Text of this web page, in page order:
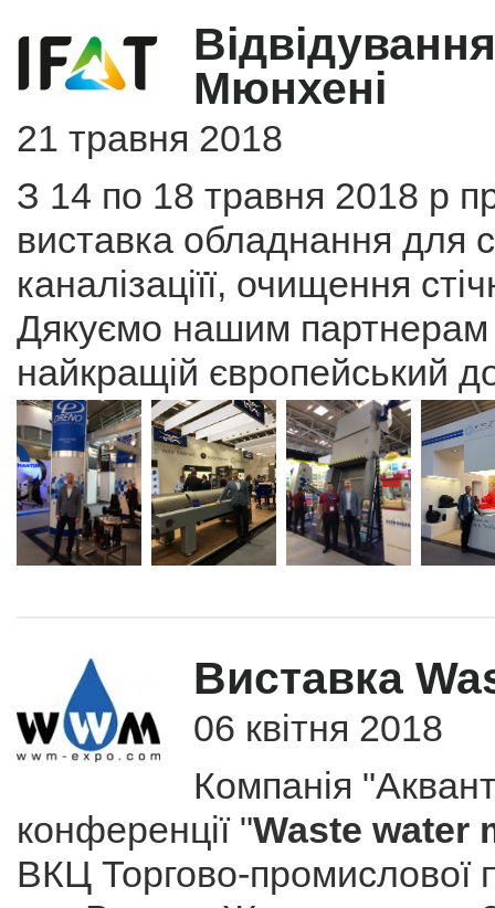
Мюнхені
21 травня 2018
З 14 по 18 травня 2018 р
виставка обладнання для
каналізаціїї, очищення
Дякуємо нашим партнерам
найкращій європейський
Виставка
06 квітня 2018
Компанія
конференції "Waste water
ВКЦ Торгово-промислової